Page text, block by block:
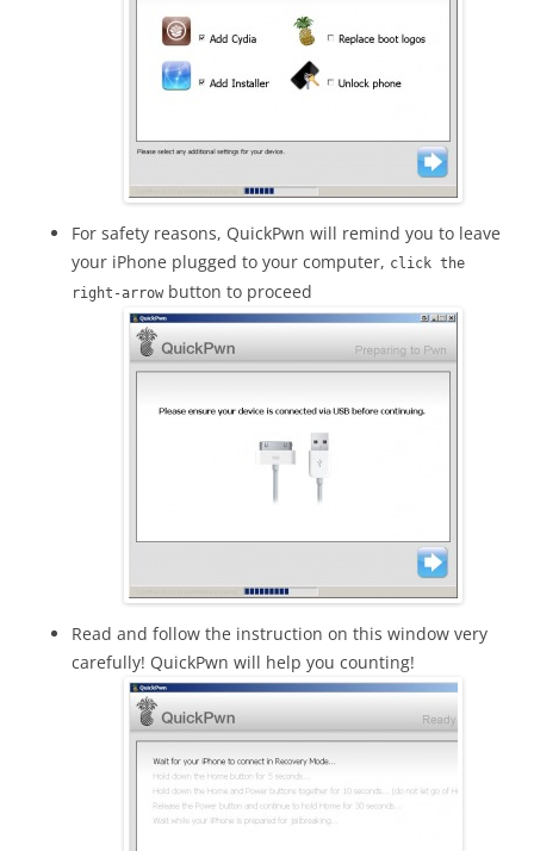
For safety reasons, QuickPwn will remind you to leave
your iPhone plugged to your computer, click the
right-arrow button to proceed
Read and follow the instruction on this window very
carefully! QuickPwn will help you counting!